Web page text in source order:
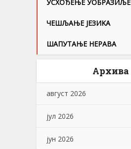
УСХОЂЕЊЕ УОБРАЗИЉЕ
ЧЕШЉАЊЕ ЈЕЗИKА
ШАПУТАЊЕ НЕРАВА
Архива
август 2026
јул 2026
јун 2026